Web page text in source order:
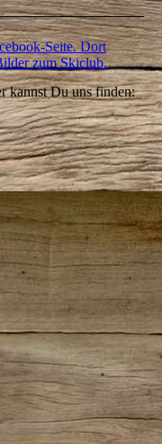
Seite. Dort
zum Skiclub.
kannst Du uns finden: